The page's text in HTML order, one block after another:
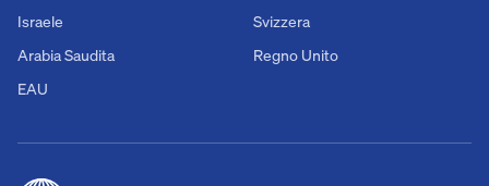
Svizzera
Regno Unito
Israele
Arabia Saudita
EAU